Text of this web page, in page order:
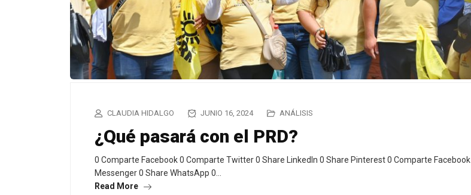
CLAUDIA HIDALGO JUNIO 16, 2024 ANÁLISIS
¿Qué pasará con el PRD?
0 Comparte Facebook 0 Comparte Twitter 0 Share LinkedIn 0 Share Pinterest 0 Comparte Facebook
Messenger 0 Share WhatsApp 0…
Read More